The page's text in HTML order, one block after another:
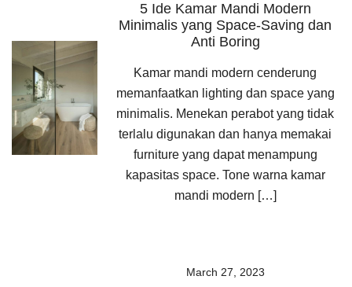
5 Ide Kamar Mandi Modern
Minimalis yang Space-Saving dan
Anti Boring
Kamar mandi modern cenderung
memanfaatkan lighting dan space yang
minimalis. Menekan perabot yang tidak
terlalu digunakan dan hanya memakai
furniture yang dapat menampung
kapasitas space. Tone warna kamar
mandi modern […]
March 27, 2023